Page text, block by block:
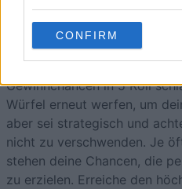
CONFIRM
diesem klassischen 5-
Versuche dich an der Poker-
würfle und halte Ausschau
Houses und Straßen.
Gewinnchancen in 5 Roll
Würfel erneut werfen, um
aber sei strategisch und
nicht zu verschwenden. Je
stehen deine Chancen, die
zu erzielen. Erreiche den